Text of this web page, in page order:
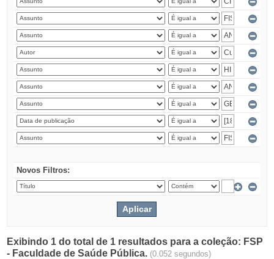
Novos Filtros:
Exibindo 1 do total de 1 resultados para a coleção: FSP
- Faculdade de Saúde Pública. (0.052 segundos)